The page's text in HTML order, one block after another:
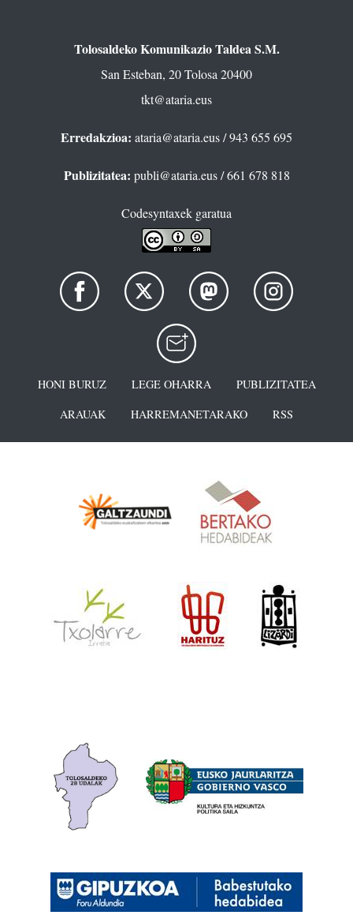
Tolosaldeko Komunikazio Taldea S.M.
San Esteban, 20 Tolosa 20400
tkt@ataria.eus
Erredakzioa: ataria@ataria.eus/ 943 655 695
Publizitatea: publi@ataria.eus/ 661 678 818
Codesyntaxek garatua
HONI BURUZ LEGE OHARRA
PUBLIZITATEA
ARAUAK
HARREMANETARAKO RSS